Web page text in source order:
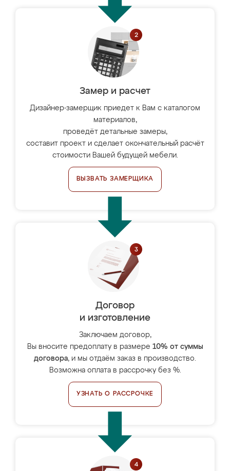
Замер и расчет
Дизайнер-замерщик приедет к Вам с каталогом
материалов,
проведёт детальные замеры,
составит проект и сделает окончательный расчёт
стоимости Вашей будущей мебели.
ВЫЗВАТЬ ЗАМЕРЩИКА
Договор
и изготовление
Заключаем договор,
Вы вносите предоплату в размере 10% от суммы
договора, и мы отдаём заказ в производство.
Возможна оплата в рассрочку без %.
УЗНАТЬ О РАССРОЧКЕ